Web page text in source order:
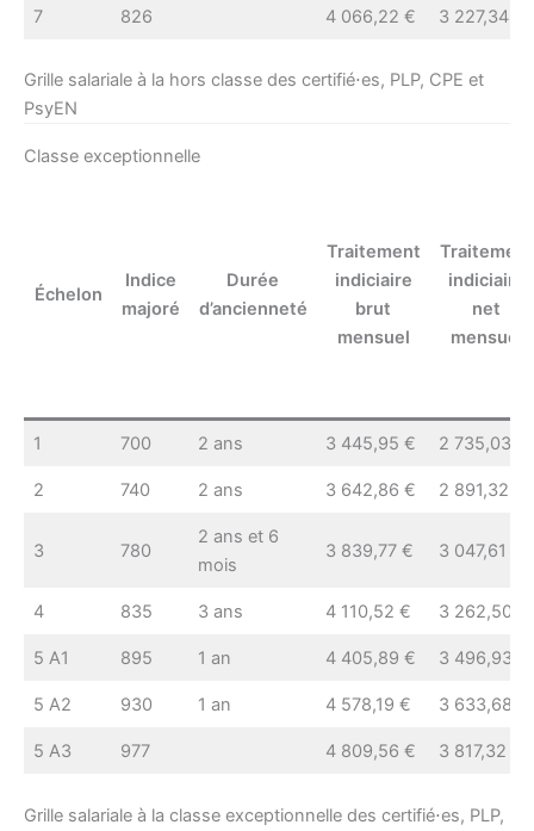
7 826 4 066,22 € 3 227,34 €
Grille salariale à la hors classe des certifié⋅es, PLP, CPE et
PsyEN
Classe exceptionnelle
Échelon
Indice
majoré
Durée
d’ancienneté
Traitement
indiciaire
brut
mensuel
Traitement
indiciaire
net
mensuel
1 700 2 ans 3 445,95 € 2 735,03 €
2 740 2 ans 3 642,86 € 2 891,32 €
3 780
2 ans et 6
mois
3 839,77 € 3 047,61 €
4 835 3 ans 4 110,52 € 3 262,50 €
5 A1 895 1 an 4 405,89 € 3 496,93 €
5 A2 930 1 an 4 578,19 € 3 633,68 €
5 A3 977 4 809,56 € 3 817,32 €
Grille salariale à la classe exceptionnelle des certifié⋅es, PLP,